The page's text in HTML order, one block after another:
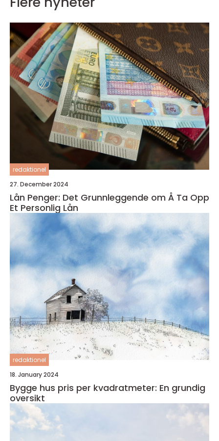
redaktionel
27. December 2024
Lån Penger: Det Grunnleggende om Å Ta Opp
Et Personlig Lån
redaktionel
18. January 2024
Bygge hus pris per kvadratmeter: En grundig
oversikt